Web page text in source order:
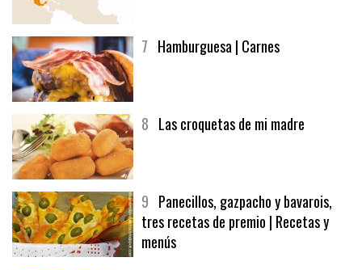
7 Hamburguesa | Carnes
8 Las croquetas de mi madre
9 Panecillos, gazpacho y bavarois,
tres recetas de premio | Recetas y
menús